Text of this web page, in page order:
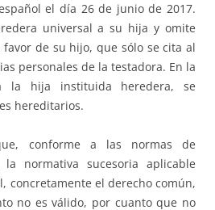
el día 26 de junio de 2017.
universal a su hija y omite
de su hijo, que sólo se cita al
personales de la testadora. En la
la hija instituida heredera, se
hereditarios.
conforme a las normas de
la normativa sucesoria aplicable
concretamente el derecho común,
no es válido, por cuanto que no